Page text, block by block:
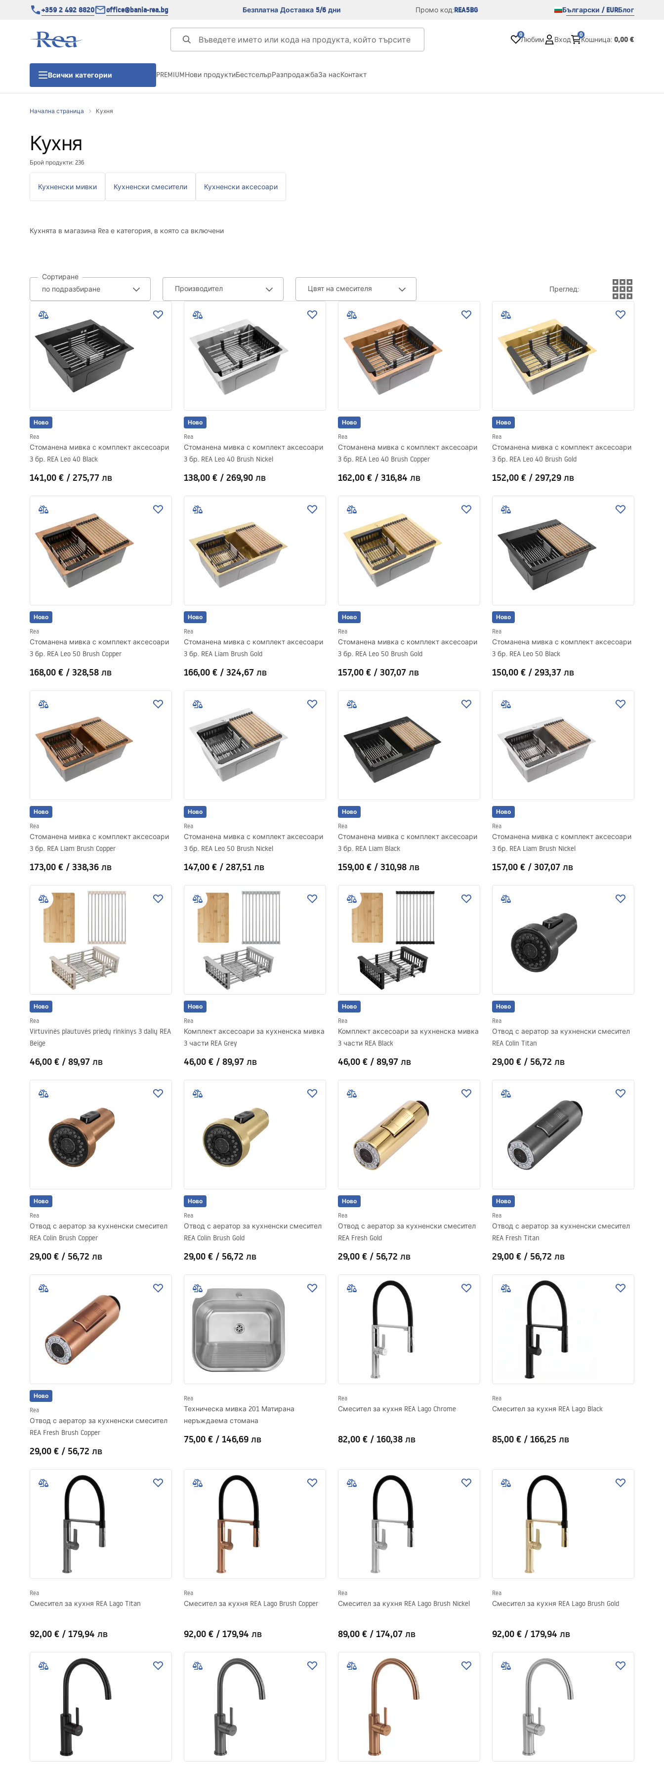
+359 2 492 8820 office@bania-rea.bg Безплатна Доставка 5/6 дни Промо код:REA5BG Български / EURБлог
0
Любим Вход
0
Кошница: 0,00 €
Всички категории
Душ кабини
Комплект тоалетна чиния с
Умивалници
Вани и Паравани
Смесители за баня
Душ панели
Кухня
PREMIUMНови продуктиБестселърРазпродажбаЗа насКонтакт
Начална страница Кухня
Кухня
Брой продукти: 236
Кухненски мивки Кухненски смесители Кухненски аксесоари
Кухнята в магазина Rea е категория, в която са включени
Сортиране
Производител
Цвят на смесителя Преглед:
Ново
Rea
Стоманена мивка с комплект аксесоари
3 бр. REA Leo 40 Black
141,00 € / 275,77 лв
Ново
Rea
Стоманена мивка с комплект аксесоари
3 бр. REA Leo 40 Brush Nickel
138,00 € / 269,90 лв
Ново
Rea
Стоманена мивка с комплект аксесоари
3 бр. REA Leo 40 Brush Copper
162,00 € / 316,84 лв
Ново
Rea
Стоманена мивка с комплект аксесоари
3 бр. REA Leo 40 Brush Gold
152,00 € / 297,29 лв
Ново
Rea
Стоманена мивка с комплект аксесоари
3 бр. REA Leo 50 Brush Copper
168,00 € / 328,58 лв
Ново
Rea
Стоманена мивка с комплект аксесоари
3 бр. REA Liam Brush Gold
166,00 € / 324,67 лв
Ново
Rea
Стоманена мивка с комплект аксесоари
3 бр. REA Leo 50 Brush Gold
157,00 € / 307,07 лв
Ново
Rea
Стоманена мивка с комплект аксесоари
3 бр. REA Leo 50 Black
150,00 € / 293,37 лв
Ново
Rea
Стоманена мивка с комплект аксесоари
3 бр. REA Liam Brush Copper
173,00 € / 338,36 лв
Ново
Rea
Стоманена мивка с комплект аксесоари
3 бр. REA Leo 50 Brush Nickel
147,00 € / 287,51 лв
Ново
Rea
Стоманена мивка с комплект аксесоари
3 бр. REA Liam Black
159,00 € / 310,98 лв
Ново
Rea
Стоманена мивка с комплект аксесоари
3 бр. REA Liam Brush Nickel
157,00 € / 307,07 лв
Ново
Rea
Virtuvinės plautuvės priedų rinkinys 3 dalių REA
Beige
46,00 € / 89,97 лв
Ново
Rea
Комплект аксесоари за кухненска мивка
3 части REA Grey
46,00 € / 89,97 лв
Ново
Rea
Комплект аксесоари за кухненска мивка
3 части REA Black
46,00 € / 89,97 лв
Ново
Rea
Отвод с аератор за кухненски смесител
REA Colin Titan
29,00 € / 56,72 лв
Ново
Rea
Отвод с аератор за кухненски смесител
REA Colin Brush Copper
29,00 € / 56,72 лв
Ново
Rea
Отвод с аератор за кухненски смесител
REA Colin Brush Gold
29,00 € / 56,72 лв
Ново
Rea
Отвод с аератор за кухненски смесител
REA Fresh Gold
29,00 € / 56,72 лв
Ново
Rea
Отвод с аератор за кухненски смесител
REA Fresh Titan
29,00 € / 56,72 лв
Ново
Rea
Отвод с аератор за кухненски смесител
REA Fresh Brush Copper
29,00 € / 56,72 лв
Rea
Техническа мивка 201 Матирана
неръждаема стомана
75,00 € / 146,69 лв
Rea
Смесител за кухня REA Lago Chrome
82,00 € / 160,38 лв
Rea
Смесител за кухня REA Lago Black
85,00 € / 166,25 лв
Rea
Смесител за кухня REA Lago Titan
92,00 € / 179,94 лв
Rea
Смесител за кухня REA Lago Brush Copper
92,00 € / 179,94 лв
Rea
Смесител за кухня REA Lago Brush Nickel
89,00 € / 174,07 лв
Rea
Смесител за кухня REA Lago Brush Gold
92,00 € / 179,94 лв